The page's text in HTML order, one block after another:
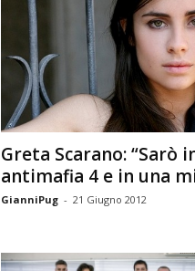
Greta Scarano: “Sarò
antimafia 4 e in una
GianniPug - 21 Giugno 2012